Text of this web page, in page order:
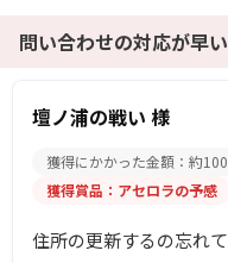
問い合わせの対応が早い
壇ノ浦の戦い 様
獲得にかかった金額：約
獲得賞品：アセロラの予感
住所の更新するの忘れ